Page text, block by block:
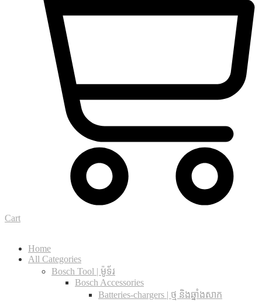
Cart
Home
All Categories
Bosch Tool | ម៉ូទ័រ
Bosch Accessories
Batteries-chargers | ថ្ម និងឆ្នាំងសាក